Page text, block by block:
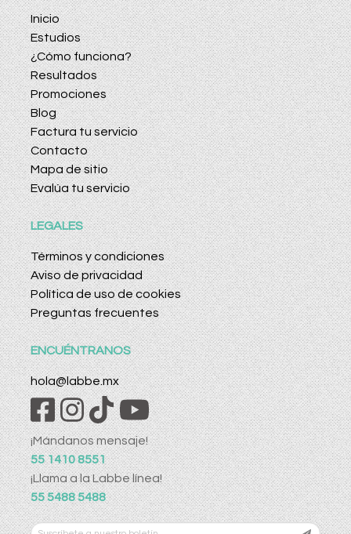
Inicio
Estudios
¿Cómo funciona?
Resultados
Promociones
Blog
Factura tu servicio
Contacto
Mapa de sitio
Evalúa tu servicio
LEGALES
Términos y condiciones
Aviso de privacidad
Política de uso de cookies
Preguntas frecuentes
ENCUÉNTRANOS
hola@labbe.mx
¡Mándanos mensaje!
55 1410 8551
¡Llama a la Labbe línea!
55 5488 5488